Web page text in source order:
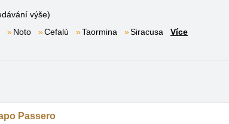
výše)
Noto Cefalù Taormina Siracusa
Více
Passero